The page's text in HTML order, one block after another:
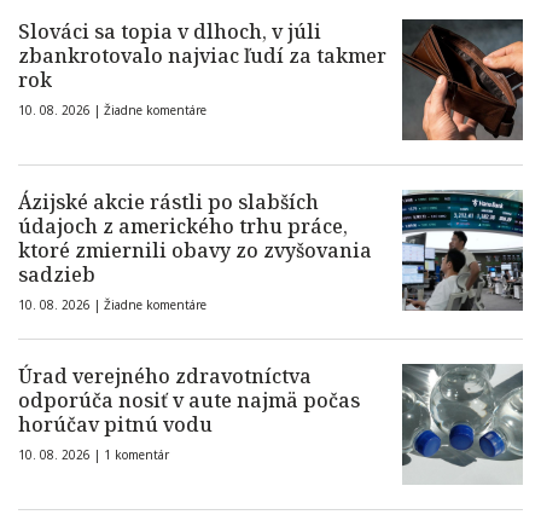
Slováci sa topia v dlhoch, v júli
zbankrotovalo najviac ľudí za takmer
rok
10. 08. 2026 | Žiadne komentáre
Ázijské akcie rástli po slabších
údajoch z amerického trhu práce,
ktoré zmiernili obavy zo zvyšovania
sadzieb
10. 08. 2026 | Žiadne komentáre
Úrad verejného zdravotníctva
odporúča nosiť v aute najmä počas
horúčav pitnú vodu
10. 08. 2026 | 1 komentár